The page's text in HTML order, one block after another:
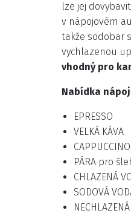
lze jej
v nápojovém
takže sodobar
vychlazenou
vhodný pro
Nabídka
EPRESSO
VELKÁ KÁVA
CAPPUCCINO
PÁRA pro
CHLAZENÁ
SODOVÁ